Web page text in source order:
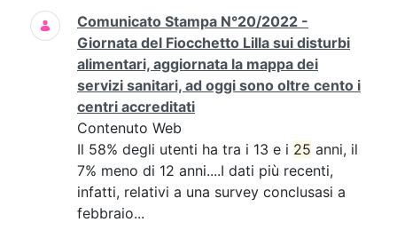
Comunicato Stampa N°20/2022 -
Giornata del Fiocchetto Lilla sui disturbi
alimentari, aggiornata la mappa dei
servizi sanitari, ad oggi sono oltre cento i
centri accreditati
Contenuto Web
Il 58% degli utenti ha tra i 13 e i 25 anni, il
7% meno di 12 anni....I dati più recenti,
infatti, relativi a una survey conclusasi a
febbraio...